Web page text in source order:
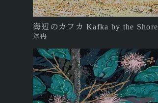
海辺のカフカ Kafka by the Shore
沐冉